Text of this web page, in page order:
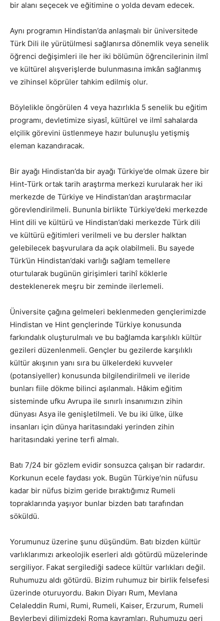
bir alanı seçecek ve eğitimine o yolda devam edecek.
Aynı programın Hindistan’da anlaşmalı bir üniversitede
Türk Dili ile yürütülmesi sağlanırsa dönemlik veya senelik
öğrenci değişimleri ile her iki bölümün öğrencilerinin ilmî
ve kültürel alışverişlerde bulunmasına imkân sağlanmış
ve zihinsel köprüler tahkim edilmiş olur.
Böylelikle öngörülen 4 veya hazırlıkla 5 senelik bu eğitim
programı, devletimize siyasî, kültürel ve ilmî sahalarda
elçilik görevini üstlenmeye hazır bulunuşlu yetişmiş
eleman kazandıracak.
Bir ayağı Hindistan’da bir ayağı Türkiye’de olmak üzere bir
Hint-Türk ortak tarih araştırma merkezi kurularak her iki
merkezde de Türkiye ve Hindistan’dan araştırmacılar
görevlendirilmeli. Bununla birlikte Türkiye’deki merkezde
Hint dili ve kültürü ve Hindistan’daki merkezde Türk dili
ve kültürü eğitimleri verilmeli ve bu dersler halktan
gelebilecek başvurulara da açık olabilmeli. Bu sayede
Türk’ün Hindistan’daki varlığı sağlam temellere
oturtularak bugünün girişimleri tarihî köklerle
desteklenerek meşru bir zeminde ilerlemeli.
Üniversite çağına gelmeleri beklenmeden gençlerimizde
Hindistan ve Hint gençlerinde Türkiye konusunda
farkındalık oluşturulmalı ve bu bağlamda karşılıklı kültür
gezileri düzenlenmeli. Gençler bu gezilerde karşılıklı
kültür akışının yanı sıra bu ülkelerdeki kuvveler
(potansiyeller) konusunda bilgilendirilmeli ve ileride
bunları fiile dökme bilinci aşılanmalı. Hâkim eğitim
sisteminde ufku Avrupa ile sınırlı insanımızın zihin
dünyası Asya ile genişletilmeli. Ve bu iki ülke, ülke
insanları için dünya haritasındaki yerinden zihin
haritasındaki yerine terfi almalı.
Batı 7/24 bir gözlem evidir sonsuzca çalışan bir radardır.
Korkunun ecele faydası yok. Bugün Türkiye’nin nüfusu
kadar bir nüfus bizim geride bıraktığımız Rumeli
topraklarında yaşıyor bunlar bizden batı tarafından
söküldü.
Yorumunuz üzerine şunu düşündüm. Batı bizden kültür
varlıklarımızı arkeolojik eserleri aldı götürdü müzelerinde
sergiliyor. Fakat sergilediği sadece kültür varlıkları değil.
Ruhumuzu aldı götürdü. Bizim ruhumuz bir birlik felsefesi
üzerinde oturuyordu. Bakın Diyarı Rum, Mevlana
Celaleddin Rumi, Rumi, Rumeli, Kaiser, Erzurum, Rumeli
Beylerbeyi dilimizdeki Roma kavramları. Ruhumuzu geri